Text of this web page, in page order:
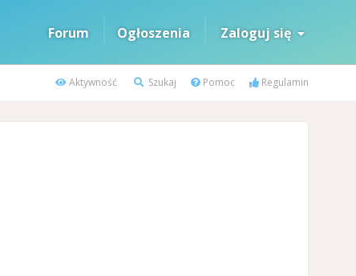
Forum Ogłoszenia Zaloguj się
Aktywność Szukaj Pomoc Regulamin